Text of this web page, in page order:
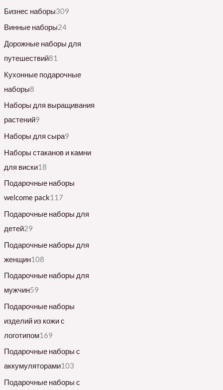
Бизнес наборы309
Винные наборы24
Дорожные наборы для
путешествий81
Кухонные подарочные
наборы8
Наборы для выращивания
растений9
Наборы для сыра9
Наборы стаканов и камни
для виски18
Подарочные наборы
welcome pack117
Подарочные наборы для
детей29
Подарочные наборы для
женщин108
Подарочные наборы для
мужчин59
Подарочные наборы
изделий из кожи с
логотипом169
Подарочные наборы с
аккумуляторами103
Подарочные наборы с